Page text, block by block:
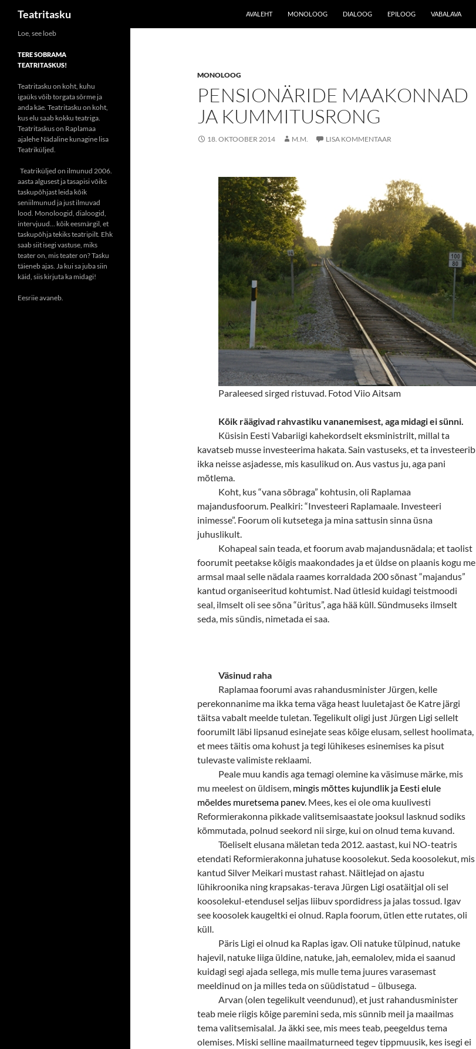
Liigu
juurde
Teatritasku AVALEHT MONOLOOG DIALOOG EPILOOG VABALAVA
MONOLOOG
PENSIONÄRIDE MAAKONNAD
JA KUMMITUSRONG
18. OKTOOBER 2014 M.M. LISA KOMMENTAAR
Paraleesed sirged ristuvad. Fotod Viio Aitsam
Kõik räägivad rahvastiku vananemisest, aga midagi ei sünni.
Küsisin Eesti Vabariigi kahekordselt eksministrilt, millal ta
kavatseb musse investeerima hakata. Sain vastuseks, et ta investeerib
ikka neisse asjadesse, mis kasulikud on. Aus vastus ju, aga pani
mõtlema.
Koht, kus “vana sõbraga” kohtusin, oli Raplamaa
majandusfoorum. Pealkiri: “Investeeri Raplamaale. Investeeri
inimesse”. Foorum oli kutsetega ja mina sattusin sinna üsna
juhuslikult.
Kohapeal sain teada, et foorum avab majandusnädala; et taolist
foorumit peetakse kõigis maakondades ja et üldse on plaanis kogu me
armsal maal selle nädala raames korraldada 200 sõnast “majandus”
kantud organiseeritud kohtumist. Nad ütlesid kuidagi teistmoodi
seal, ilmselt oli see sõna “üritus”, aga hää küll. Sündmuseks ilmselt
seda, mis sündis, nimetada ei saa.
Väsinud raha
Raplamaa foorumi avas rahandusminister Jürgen, kelle
perekonnanime ma ikka tema väga heast luuletajast õe Katre järgi
täitsa vabalt meelde tuletan. Tegelikult oligi just Jürgen Ligi sellelt
foorumilt läbi lipsanud esinejate seas kõige elusam, sellest hoolimata,
et mees täitis oma kohust ja tegi lühikeses esinemises ka pisut
tulevaste valimiste reklaami.
Peale muu kandis aga temagi olemine ka väsimuse märke, mis
mu meelest on üldisem, mingis mõttes kujundlik ja Eesti elule
mõeldes muretsema panev. Mees, kes ei ole oma kuulivesti
Reformierakonna pikkade valitsemisaastate jooksul lasknud sodiks
kõmmutada, polnud seekord nii sirge, kui on olnud tema kuvand.
Tõeliselt elusana mäletan teda 2012. aastast, kui NO-teatris
etendati Reformierakonna juhatuse koosolekut. Seda koosolekut, mis
kantud Silver Meikari mustast rahast. Näitlejad on ajastu
lühikroonika ning krapsakas-terava Jürgen Ligi osatäitjal oli sel
koosolekul-etendusel seljas liibuv spordidress ja jalas tossud. Igav
see koosolek kaugeltki ei olnud. Rapla foorum, ütlen ette rutates, oli
küll.
Päris Ligi ei olnud ka Raplas igav. Oli natuke tülpinud, natuke
hajevil, natuke liiga üldine, natuke, jah, eemalolev, mida ei saanud
kuidagi segi ajada sellega, mis mulle tema juures varasemast
meeldinud on ja milles teda on süüdistatud – ülbusega.
Arvan (olen tegelikult veendunud), et just rahandusminister
teab meie riigis kõige paremini seda, mis sünnib meil ja maailmas
tema valitsemisalal. Ja äkki see, mis mees teab, peegeldus tema
olemises. Miski selline maailmaturneed tegev tippmuusik, kes isegi ei
Loe, see loeb
TERE SOBRAMA
TEATRITASKUS!
Teatritasku on koht, kuhu
igaüks võib torgata sõrme ja
anda käe. Teatritasku on koht,
kus elu saab kokku teatriga.
Teatritaskus on Raplamaa
ajalehe Nädaline kunagine lisa
Teatriküljed.
Teatriküljed on ilmunud 2006.
aasta algusest ja tasapisi võiks
taskupõhjast leida kõik
seniilmunud ja just ilmuvad
lood. Monoloogid, dialoogid,
intervjuud... kõik eesmärgil, et
taskupõhja tekiks teatripilt. Ehk
saab siit isegi vastuse, miks
teater on, mis teater on? Tasku
täieneb ajas. Ja kui sa juba siin
käid, siis kirjuta ka midagi!
Eesriie avaneb.